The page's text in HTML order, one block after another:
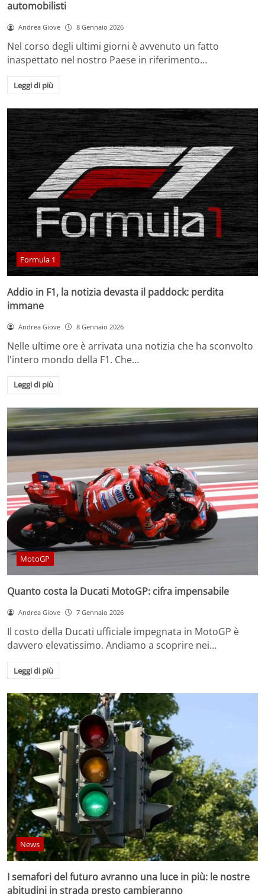
automobilisti
Andrea Giove 8 Gennaio 2026
Nel corso degli ultimi giorni è avvenuto un fatto
inaspettato nel nostro Paese in riferimento…
Leggi di più
Formula 1
Addio in F1, la notizia devasta il paddock: perdita
immane
Andrea Giove 8 Gennaio 2026
Nelle ultime ore è arrivata una notizia che ha sconvolto
l'intero mondo della F1. Che…
Leggi di più
MotoGP
Quanto costa la Ducati MotoGP: cifra impensabile
Andrea Giove 7 Gennaio 2026
Il costo della Ducati ufficiale impegnata in MotoGP è
davvero elevatissimo. Andiamo a scoprire nei…
Leggi di più
News
I semafori del futuro avranno una luce in più: le nostre
abitudini in strada presto cambieranno